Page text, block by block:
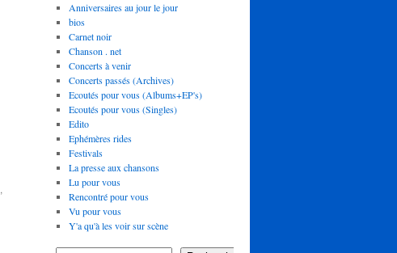
,
Anniversaires au jour le jour
bios
Carnet noir
Chanson . net
Concerts à venir
Concerts passés (Archives)
Ecoutés pour vous (Albums+EP's)
Ecoutés pour vous (Singles)
Edito
Ephémères rides
Festivals
La presse aux chansons
Lu pour vous
Rencontré pour vous
Vu pour vous
Y'a qu'à les voir sur scène